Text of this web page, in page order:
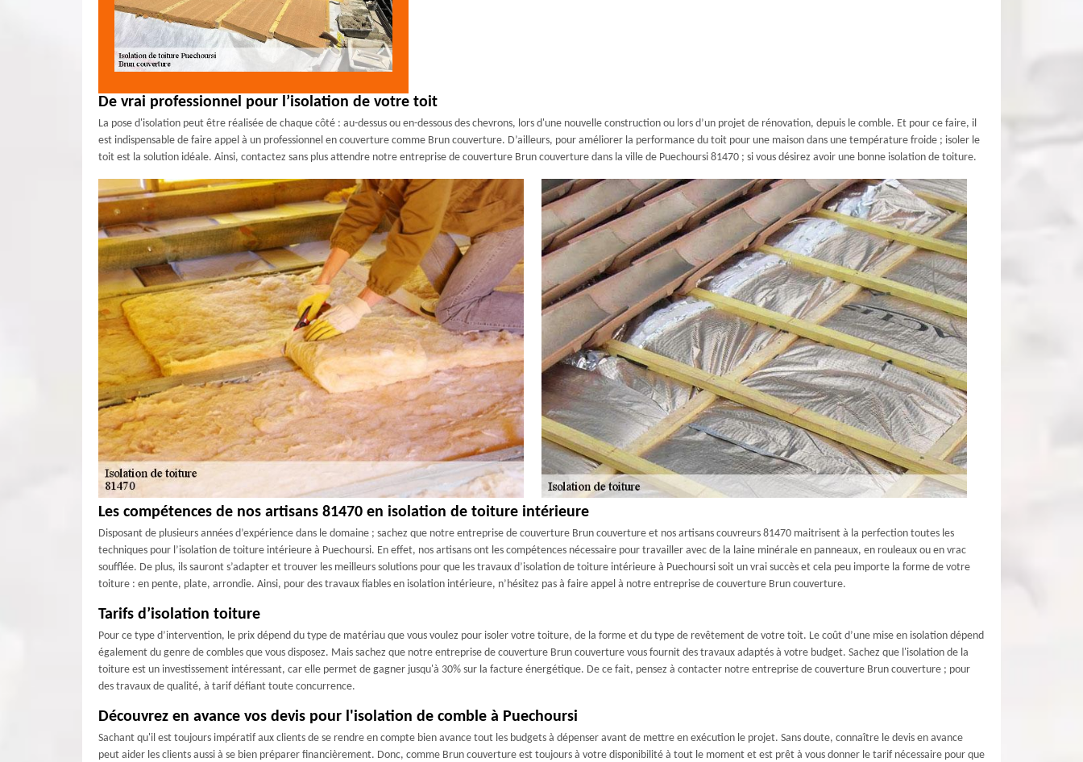
De vrai professionnel pour l’isolation de votre toit
La pose d'isolation peut être réalisée de chaque côté : au-dessus ou en-dessous des chevrons, lors d'une nouvelle construction ou lors d’un projet de rénovation, depuis le comble. Et pour ce faire, il
est indispensable de faire appel à un professionnel en couverture comme Brun couverture. D’ailleurs, pour améliorer la performance du toit pour une maison dans une température froide ; isoler le
toit est la solution idéale. Ainsi, contactez sans plus attendre notre entreprise de couverture Brun couverture dans la ville de Puechoursi 81470 ; si vous désirez avoir une bonne isolation de toiture.
Les compétences de nos artisans 81470 en isolation de toiture intérieure
Disposant de plusieurs années d’expérience dans le domaine ; sachez que notre entreprise de couverture Brun couverture et nos artisans couvreurs 81470 maitrisent à la perfection toutes les
techniques pour l’isolation de toiture intérieure à Puechoursi. En effet, nos artisans ont les compétences nécessaire pour travailler avec de la laine minérale en panneaux, en rouleaux ou en vrac
soufflée. De plus, ils sauront s’adapter et trouver les meilleurs solutions pour que les travaux d’isolation de toiture intérieure à Puechoursi soit un vrai succès et cela peu importe la forme de votre
toiture : en pente, plate, arrondie. Ainsi, pour des travaux fiables en isolation intérieure, n’hésitez pas à faire appel à notre entreprise de couverture Brun couverture.
Tarifs d’isolation toiture
Pour ce type d’intervention, le prix dépend du type de matériau que vous voulez pour isoler votre toiture, de la forme et du type de revêtement de votre toit. Le coût d’une mise en isolation dépend
également du genre de combles que vous disposez. Mais sachez que notre entreprise de couverture Brun couverture vous fournit des travaux adaptés à votre budget. Sachez que l'isolation de la
toiture est un investissement intéressant, car elle permet de gagner jusqu'à 30% sur la facture énergétique. De ce fait, pensez à contacter notre entreprise de couverture Brun couverture ; pour
des travaux de qualité, à tarif défiant toute concurrence.
Découvrez en avance vos devis pour l'isolation de comble à Puechoursi
Sachant qu'il est toujours impératif aux clients de se rendre en compte bien avance tout les budgets à dépenser avant de mettre en exécution le projet. Sans doute, connaître le devis en avance
peut aider les clients aussi à se bien préparer financièrement. Donc, comme Brun couverture est toujours à votre disponibilité à tout le moment et est prêt à vous donner le tarif nécessaire pour que